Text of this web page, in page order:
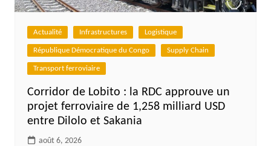
Actualité Infrastructures Logistique
République Démocratique du Congo Supply Chain
Transport ferroviaire
Corridor de Lobito : la RDC approuve un
projet ferroviaire de 1,258 milliard USD
entre Dilolo et Sakania
août 6, 2026